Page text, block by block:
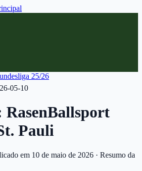
25/26
05-10
RasenBallsport
Pauli
em 10 de maio de 2026 · Resumo da